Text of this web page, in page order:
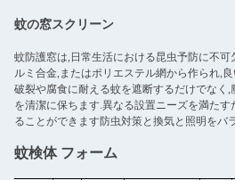
蚊の窓スクリーン
蚊防護窓は,日常生活における昆虫予防に不可
ルミ合金,またはポリエステル網から作られ,
破裂や腐食に耐える蚊を遮断するだけでなく
を清潔に保ちます.異なる設置ニーズを満た
ることができます防虫対策と換気と照明をバ
蚊検体 フォーム